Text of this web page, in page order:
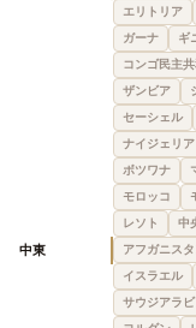
エリトリア
ガーナ
ギ
コンゴ民主
ザンビア
セーシェル
ナイジェリア
ボツワナ
モロッコ
レソト
中
中東 アフガニス
イスラエル
サウジアラ